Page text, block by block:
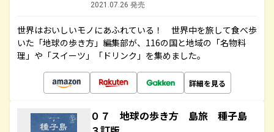
2021.07.26 発売
世界はおいしいモノにあふれている！ 世界中を旅して食べ歩
いた「地球の歩き方」編集部が、116の国と地域の「名物料
理」や「スイーツ」「ドリンク」を集めました。
詳細を見る
０７ 地球の歩き方 島旅 種子島